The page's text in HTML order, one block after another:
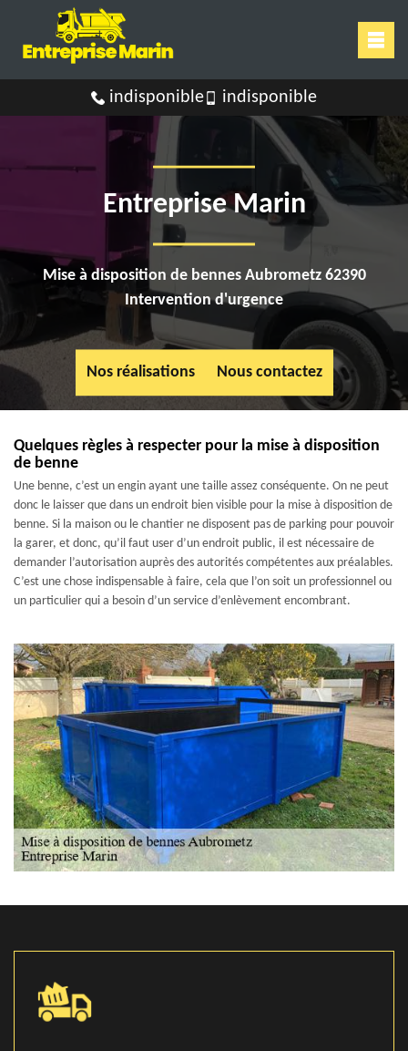
indisponible indisponible
Entreprise Marin
Mise à disposition de bennes Aubrometz 62390
Intervention d'urgence
Nos réalisations Nous contactez
Quelques règles à respecter pour la mise à disposition
de benne
Une benne, c’est un engin ayant une taille assez conséquente. On ne peut
donc le laisser que dans un endroit bien visible pour la mise à disposition de
benne. Si la maison ou le chantier ne disposent pas de parking pour pouvoir
la garer, et donc, qu’il faut user d’un endroit public, il est nécessaire de
demander l’autorisation auprès des autorités compétentes aux préalables.
C’est une chose indispensable à faire, cela que l’on soit un professionnel ou
un particulier qui a besoin d’un service d’enlèvement encombrant.